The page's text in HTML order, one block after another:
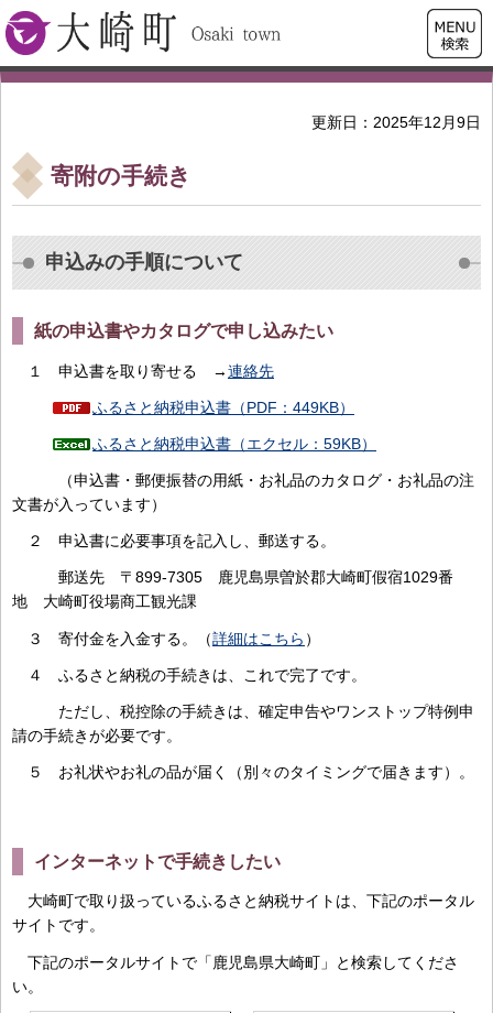
大崎町
検索・
共通メ
ニュー
更新日：2025年12月9日
寄附の手続き
申込みの手順について
紙の申込書やカタログで申し込みたい
１ 申込書を取り寄せる →連絡先
ふるさと納税申込書（PDF：449KB）
ふるさと納税申込書（エクセル：59KB）
（申込書・郵便振替の用紙・お礼品のカタログ・お礼品の注
文書が入っています）
２ 申込書に必要事項を記入し、郵送する。
郵送先 〒899-7305 鹿児島県曽於郡大崎町假宿1029番
地 大崎町役場商工観光課
３ 寄付金を入金する。（詳細はこちら ）
４ ふるさと納税の手続きは、これで完了です。
ただし、税控除の手続きは、確定申告やワンストップ特例申
請の手続きが必要です。
５ お礼状やお礼の品が届く（別々のタイミングで届きます）。
インターネットで手続きしたい
大崎町で取り扱っているふるさと納税サイトは、下記のポータル
サイトです。
下記のポータルサイトで「鹿児島県大崎町」と検索してくださ
い。